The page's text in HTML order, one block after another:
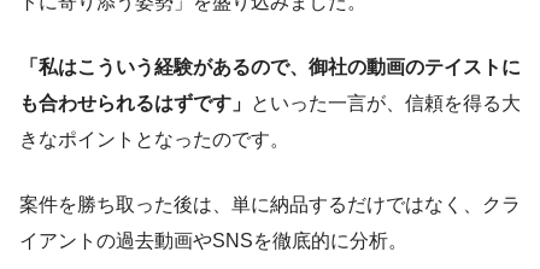
「私はこういう経験があるので、御社の動画のテイストに
も合わせられるはずです」 といった一言が、信頼を得る大
きなポイントとなったのです。
案件を勝ち取った後は、単に納品するだけではなく、クラ
イアントの過去動画やSNSを徹底的に分析。